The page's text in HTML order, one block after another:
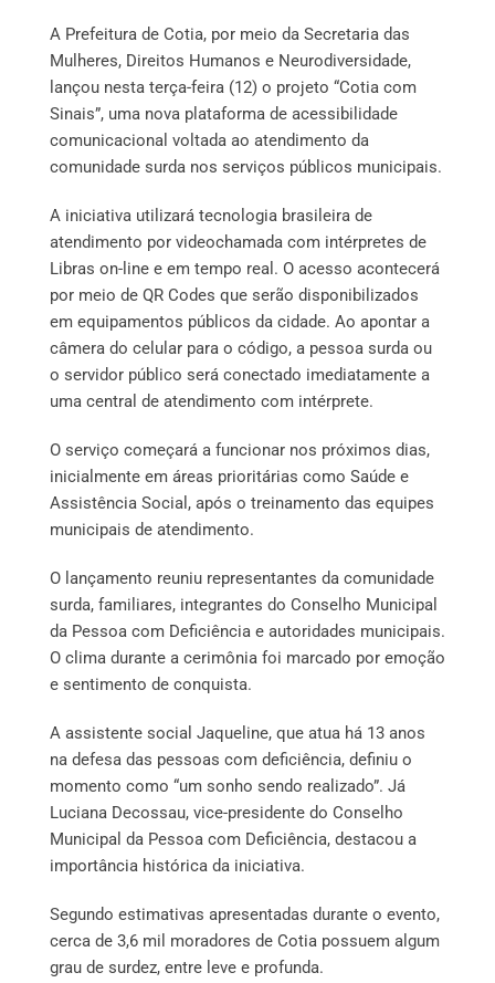
A Prefeitura de Cotia, por meio da Secretaria das
Mulheres, Direitos Humanos e Neurodiversidade,
lançou nesta terça-feira (12) o projeto “Cotia com
Sinais”, uma nova plataforma de acessibilidade
comunicacional voltada ao atendimento da
comunidade surda nos serviços públicos municipais.
A iniciativa utilizará tecnologia brasileira de
atendimento por videochamada com intérpretes de
Libras on-line e em tempo real. O acesso acontecerá
por meio de QR Codes que serão disponibilizados
em equipamentos públicos da cidade. Ao apontar a
câmera do celular para o código, a pessoa surda ou
o servidor público será conectado imediatamente a
uma central de atendimento com intérprete.
O serviço começará a funcionar nos próximos dias,
inicialmente em áreas prioritárias como Saúde e
Assistência Social, após o treinamento das equipes
municipais de atendimento.
O lançamento reuniu representantes da comunidade
surda, familiares, integrantes do Conselho Municipal
da Pessoa com Deficiência e autoridades municipais.
O clima durante a cerimônia foi marcado por emoção
e sentimento de conquista.
A assistente social Jaqueline, que atua há 13 anos
na defesa das pessoas com deficiência, definiu o
momento como “um sonho sendo realizado”. Já
Luciana Decossau, vice-presidente do Conselho
Municipal da Pessoa com Deficiência, destacou a
importância histórica da iniciativa.
Segundo estimativas apresentadas durante o evento,
cerca de 3,6 mil moradores de Cotia possuem algum
grau de surdez, entre leve e profunda.